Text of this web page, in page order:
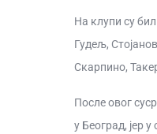
На клупи су
Гудељ,
Скарпино,
После овог
у Београд, јер